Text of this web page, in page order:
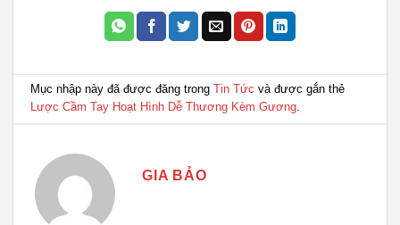
Mục nhập này đã được đăng trongTin Tức và được gắn thẻ
Lược Cầm Tay Hoạt Hình Dễ Thương Kèm Gương.
GIA BẢO